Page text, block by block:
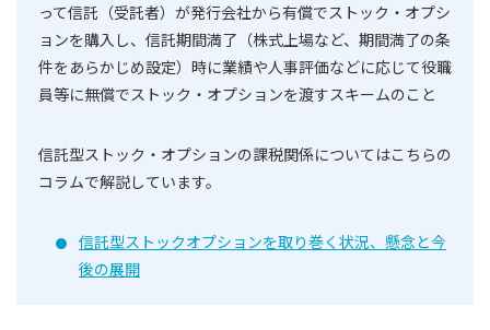
って信託（受託者）が発行会社から有償でストック・オプシ
ョンを購入し、信託期間満了（株式上場など、期間満了の条
件をあらかじめ設定）時に業績や人事評価などに応じて役職
員等に無償でストック・オプションを渡すスキームのこと
信託型ストック・オプションの課税関係についてはこちらの
コラムで解説しています。
信託型ストックオプションを取り巻く状況、懸念と今
後の展開